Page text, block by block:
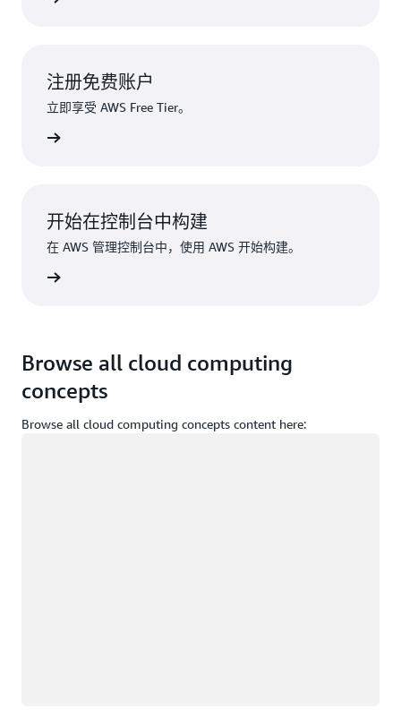
注册免费账户
立即享受 AWS Free Tier。
开始在控制台中构建
在 AWS 管理控制台中，使用 AWS 开始构建。
Browse all cloud computing
concepts
Browse all cloud computing concepts content here: